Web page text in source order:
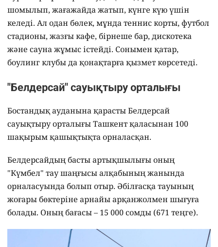
шомылып, жағажайда жатып, күнге күю үшін
келеді. Ал одан бөлек, мұнда теннис корты, футбол
стадионы, жазғы кафе, бірнеше бар, дискотека
және сауна жұмыс істейді. Сонымен қатар,
боулинг клубы да қонақтарға қызмет көрсетеді.
"Белдерсай" сауықтыру орталығы
Бостандық ауданына қарасты Белдерсай
сауықтыру орталығы Ташкент қаласынан 100
шақырым қашықтықта орналасқан.
Белдерсайдың басты артықшылығы оның
"Күмбел" тау шаңғысы алқабының жанында
орналасуында болып отыр. Әбілғасқа тауының
жоғары бөктеріне арнайы арқанжолмен шығуға
болады. Оның бағасы – 15 000 сомды (671 теңге).